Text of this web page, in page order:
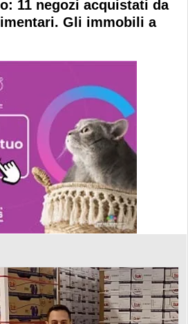
11 negozi acquistati da
Gli immobili a